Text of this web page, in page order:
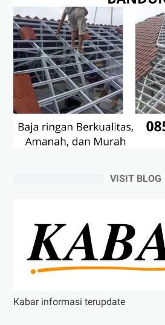
VISIT BLOG
Kabar informasi terupdate